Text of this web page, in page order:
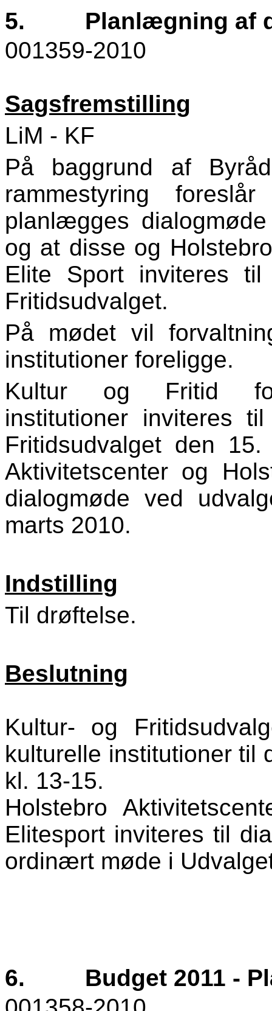
5.
Planlægning af
001359-2010
Sagsfremstilling
LiM - KF
På baggrund af
rammestyring
planlægges
og at disse og
Elite Sport inviteres
Fritidsudvalget.
På mødet vil
institutioner foreligge.
Kultur og Fritid
institutioner inviteres
Fritidsudvalget den
Aktivitetscenter og
dialogmøde ved
marts 2010.
Indstilling
Til drøftelse.
Beslutning
Kultur- og
kulturelle institutioner til
kl. 13-15.
Holstebro
Elitesport inviteres til
ordinært møde i
6.
Budget 2011 -